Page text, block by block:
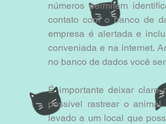
números permitem
contato com o banco de
empresa é alertada e
conveniada e na internet.
no banco de dados você
É importante deixar claro
possível rastrear o
levado a um local que